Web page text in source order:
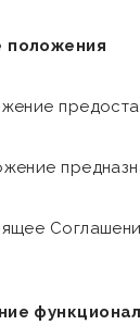
положения